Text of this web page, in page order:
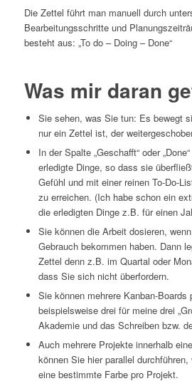
Die Zettel führt man manuell durch
Bearbeitungsschritte und
besteht aus: „To do – Doing – Done“
Was mir daran
Sie sehen, was Sie tun: Es bewegt
nur ein Zettel ist, der
In der Spalte „Geschafft“ oder
erledigte Dinge, so dass sie
Gefühl und mit einer reinen To-Do-
zu erreichen. (Ich habe schon ein
die erledigten Dinge z.B. für einen
Sie können die Arbeit dosieren,
Gebrauch bekommen haben. Dann
Zettel denn z.B. im Quartal oder
dass Sie sich nicht überfordern.
Sie können mehrere Kanban-Boards
beispielsweise drei für meine drei
Akademie und das Schreiben bzw.
Auch mehrere Projekte innerhalb
können Sie hier parallel
eine bestimmte Farbe pro Projekt.